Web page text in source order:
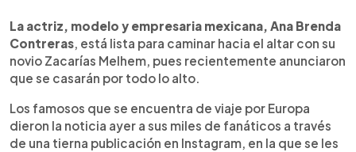
► Escuchar artículo
La actriz, modelo y empresaria mexicana, Ana Brenda
Contreras, está lista para caminar hacia el altar con su
novio Zacarías Melhem, pues recientemente anunciaron
que se casarán por todo lo alto.
Los famosos que se encuentra de viaje por Europa
dieron la noticia ayer a sus miles de fanáticos a través
de una tierna publicación en Instagram, en la que se les